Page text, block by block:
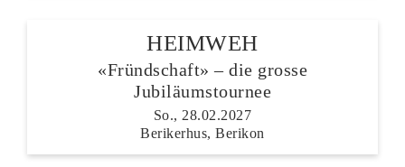
HEIMWEH
«Fründschaft» – die grosse
Jubiläumstournee
So., 28.02.2027
Berikerhus, Berikon